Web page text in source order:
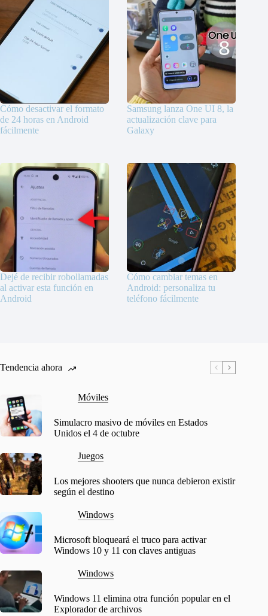
Cómo desactivar el formato
de 24 horas en Android
fácilmente
Samsung lanza One UI 8, la
actualización clave para
Galaxy
Dejé de recibir robollamadas
al activar esta función en
Android
Cómo cambiar temas en
Android: personaliza tu
teléfono fácilmente
Tendencia ahora
Móviles
Simulacro masivo de móviles en Estados
Unidos el 4 de octubre
Juegos
Los mejores shooters que nunca debieron existir
según el destino
Windows
Microsoft bloqueará el truco para activar
Windows 10 y 11 con claves antiguas
Windows
Windows 11 elimina otra función popular en el
Explorador de archivos